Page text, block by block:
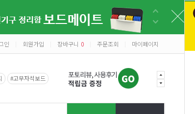
인 회원가입 장바구니 0 주문조회 마이페이지
#고무자석보드